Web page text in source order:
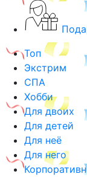
Топ
Экстрим
СПА
Хобби
Для двоих
Для детей
Для неё
Для него